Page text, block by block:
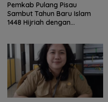
Pemkab Pulang Pisau
Sambut Tahun Baru Islam
1448 Hijriah dengan